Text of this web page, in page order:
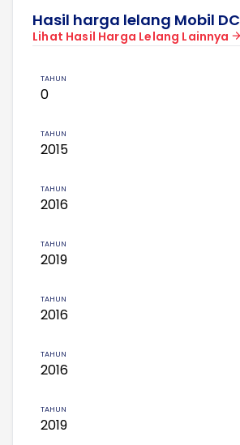
Hasil harga lelang Mobil DC
Lihat Hasil Harga Lelang Lainnya
0
2015
2016
2019
2016
2016
2019